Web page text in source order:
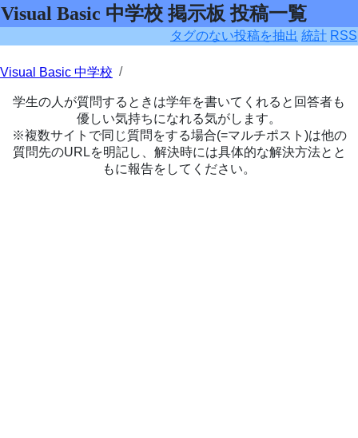
Visual Basic 中学校 掲示板 投稿一覧
タグのない投稿を抽出 統計 RSS
Visual Basic 中学校
学生の人が質問するときは学年を書いてくれると回答者も
優しい気持ちになれる気がします。
※複数サイトで同じ質問をする場合(=マルチポスト)は他の
質問先のURLを明記し、解決時には具体的な解決方法とと
もに報告をしてください。